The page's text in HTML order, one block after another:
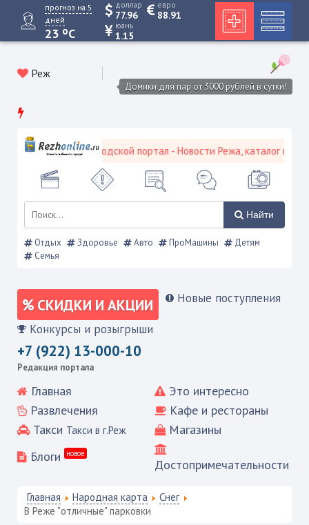
прогноз на 5
дней
23 oC
доллар
77.96
евро
88.91
юань
1.15
Реж
Домики для пар от 3000 рублей в сутки!
Режевской городской портал - Новости Режа, каталог
Найти
Отдых Здоровье Авто ПроМашины
Детям
Семья
СКИДКИ И АКЦИИ Новые поступления
Конкурсы и розыгрыши
+7 (922) 13-000-10
Редакция портала
Главная
Это интересно
Развлечения
Кафе и рестораны
Такси Такси в г.Реж
Магазины
Блоги
новое
Достопримечательности
Главная Народная карта
Снег
В Реже "отличные" парковки